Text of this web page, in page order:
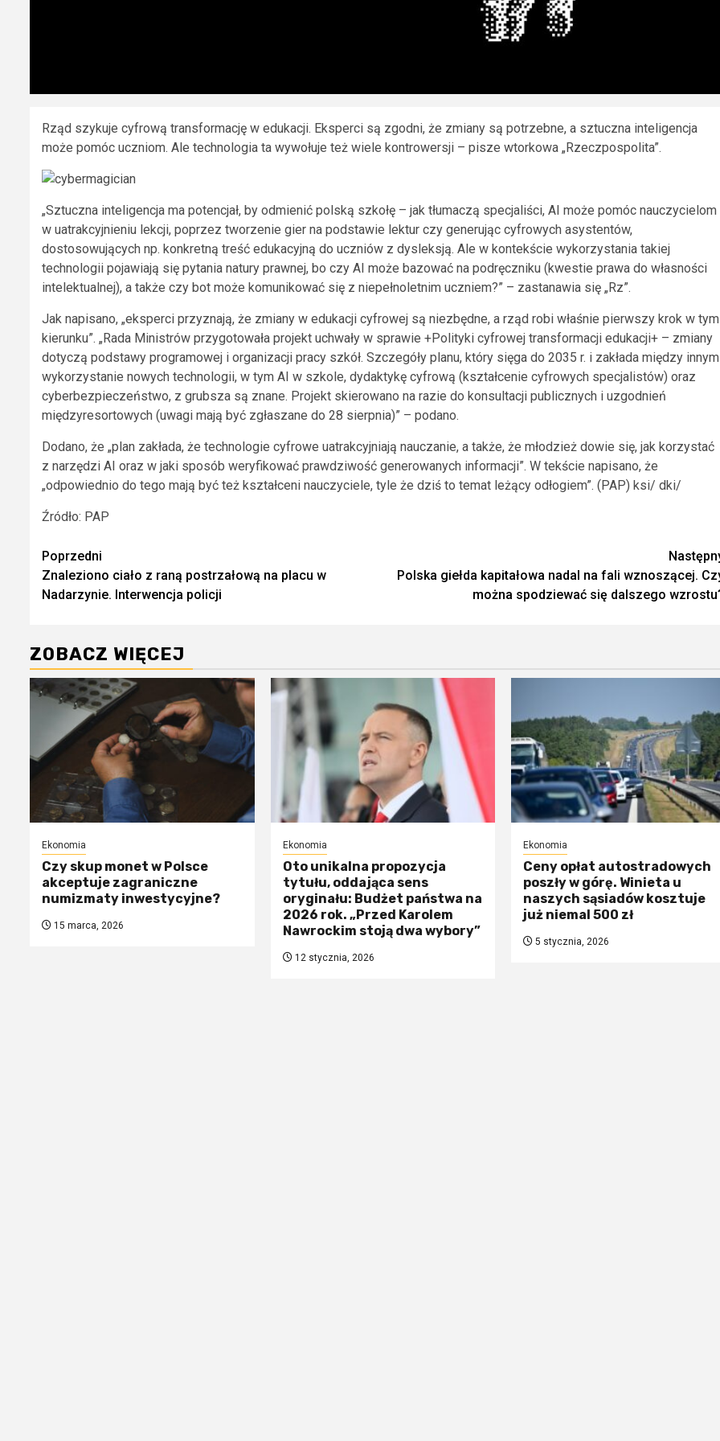
Rząd szykuje cyfrową transformację w edukacji. Eksperci są zgodni, że zmiany są potrzebne, a sztuczna inteligencja
może pomóc uczniom. Ale technologia ta wywołuje też wiele kontrowersji – pisze wtorkowa „Rzeczpospolita”.
„Sztuczna inteligencja ma potencjał, by odmienić polską szkołę – jak tłumaczą specjaliści, AI może pomóc nauczycielom
w uatrakcyjnieniu lekcji, poprzez tworzenie gier na podstawie lektur czy generując cyfrowych asystentów,
dostosowujących np. konkretną treść edukacyjną do uczniów z dysleksją. Ale w kontekście wykorzystania takiej
technologii pojawiają się pytania natury prawnej, bo czy AI może bazować na podręczniku (kwestie prawa do własności
intelektualnej), a także czy bot może komunikować się z niepełnoletnim uczniem?” – zastanawia się „Rz”.
Jak napisano, „eksperci przyznają, że zmiany w edukacji cyfrowej są niezbędne, a rząd robi właśnie pierwszy krok w tym
kierunku”. „Rada Ministrów przygotowała projekt uchwały w sprawie +Polityki cyfrowej transformacji edukacji+ – zmiany
dotyczą podstawy programowej i organizacji pracy szkół. Szczegóły planu, który sięga do 2035 r. i zakłada między
wykorzystanie nowych technologii, w tym AI w szkole, dydaktykę cyfrową (kształcenie cyfrowych specjalistów) oraz
cyberbezpieczeństwo, z grubsza są znane. Projekt skierowano na razie do konsultacji publicznych i uzgodnień
międzyresortowych (uwagi mają być zgłaszane do 28 sierpnia)” – podano.
Dodano, że „plan zakłada, że technologie cyfrowe uatrakcyjniają nauczanie, a także, że młodzież dowie się, jak korzystać
z narzędzi AI oraz w jaki sposób weryfikować prawdziwość generowanych informacji”. W tekście napisano, że
„odpowiednio do tego mają być też kształceni nauczyciele, tyle że dziś to temat leżący odłogiem”. (PAP) ksi/ dki/
Źródło: PAP
Zobacz
wpisy
Poprzedni
Znaleziono ciało z raną postrzałową na placu w
Nadarzynie. Interwencja policji
Polska giełda kapitałowa nadal na fali wznoszącej.
można spodziewać się dalszego
ZOBACZ WIĘCEJ
Ekonomia
Czy skup monet w Polsce
akceptuje zagraniczne
numizmaty inwestycyjne?
15 marca, 2026
Ekonomia
Oto unikalna propozycja
tytułu, oddająca sens
oryginału: Budżet państwa na
2026 rok. „Przed Karolem
Nawrockim stoją dwa wybory”
12 stycznia, 2026
Ekonomia
Ceny opłat autostradowych
poszły w górę. Winieta u
naszych sąsiadów kosztuje
już niemal 500 zł
5 stycznia, 2026